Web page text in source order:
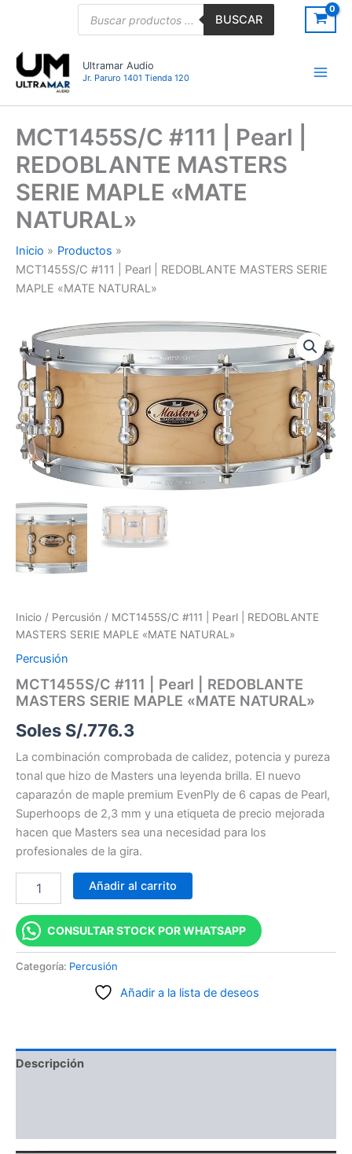
BUSCAR
Ultramar Audio
Jr. Paruro 1401 Tienda 120
MCT1455S/C #111 | Pearl |
REDOBLANTE MASTERS
SERIE MAPLE «MATE
NATURAL»
Inicio
Productos
MCT1455S/C #111 | Pearl | REDOBLANTE MASTERS SERIE
MAPLE «MATE NATURAL»
Inicio / Percusión / MCT1455S/C #111 | Pearl | REDOBLANTE
MASTERS SERIE MAPLE «MATE NATURAL»
Percusión
MCT1455S/C #111 | Pearl | REDOBLANTE
MASTERS SERIE MAPLE «MATE NATURAL»
Soles S/.776.3
La combinación comprobada de calidez, potencia y pureza
tonal que hizo de Masters una leyenda brilla. El nuevo
caparazón de maple premium EvenPly de 6 capas de Pearl,
Superhoops de 2,3 mm y una etiqueta de precio mejorada
hacen que Masters sea una necesidad para los
profesionales de la gira.
MCT1455S/C
#111
Pearl
|
REDOBLANTE
MASTERS
SERIE
MAPLE
"MATE
NATURAL"
cantidad
Añadir al carrito
CONSULTAR STOCK POR WHATSAPP
Categoría: Percusión
Añadir a la lista de deseos
Descripción